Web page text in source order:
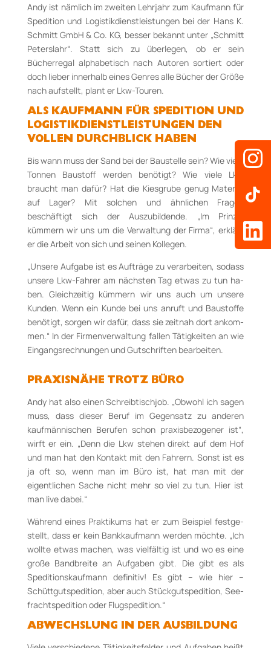
Andy ist nämlich im zweiten Lehrjahr zum Kaufmann für
Spedition und Logistik­dienst­leis­tungen bei der Hans K.
Schmitt GmbH & Co. KG, besser bekannt unter „Schmitt
Peters­lahr“. Statt sich zu überlegen, ob er sein
Bücherregal alphabetisch nach Autoren sortiert oder
doch lie­ber innerhalb eines Genres alle Bücher der Größe
nach aufstellt, plant er Lkw-­Touren.
ALS KAUFMANN FÜR SPEDITION UND
LOGISTIKDIENSTLEISTUNGEN DEN
VOLLEN DURCH­BLICK HABEN
Bis wann muss der Sand bei der Baustelle sein? Wie viele
Tonnen Baustoff werden be­nö­tigt? Wie viele Lkw
braucht man dafür? Hat die Kiesgrube genug Material
auf Lager? Mit solchen und ähnlichen Fragen
beschäftigt sich der Auszubildende. „Im Prinzip
kümmern wir uns um die Verwaltung der Firma“, erklärt
er die Arbeit von sich und seinen Kollegen.
„Un­sere Aufgabe ist es Aufträge zu verarbeiten, sodass
unsere Lkw-Fahrer am nächsten Tag etwas zu tun ha­
ben. Gleichzeitig kümmern wir uns auch um unsere
Kunden. Wenn ein Kunde bei uns anruft und Baustoffe
benötigt, sorgen wir dafür, dass sie zeitnah dort an­kom­
men.“ In der Firmen­ver­waltung fallen Tätigkeiten an wie
Eingangsrechnungen und Gut­schriften bearbeiten.
PRAXISNÄHE TROTZ BÜRO
Andy hat also einen Schreibtischjob. „Obwohl ich sagen
muss, dass dieser Beruf im Ge­gen­satz zu anderen
kaufmännischen Berufen schon praxisbezogener ist“,
wirft er ein. „Denn die Lkw stehen direkt auf dem Hof
und man hat den Kontakt mit den Fahrern. Sonst ist es
ja oft so, wenn man im Büro ist, hat man mit der
eigentlichen Sache nicht mehr so viel zu tun. Hier ist
man live dabei.“
Während eines Praktikums hat er zum Beispiel fest­ge­
stellt, dass er kein Bankkaufmann werden möchte. „Ich
wollte etwas machen, was viel­fältig ist und wo es eine
große Bandbreite an Aufgaben gibt. Die gibt es als
Speditions­kauf­mann definitiv! Es gibt – wie hier –
Schütt­gut­spedition, aber auch Stück­gut­spedition, See­
frachtspedition oder Flugspe­di­tion.“
ABWECHSLUNG IN DER AUSBILDUNG